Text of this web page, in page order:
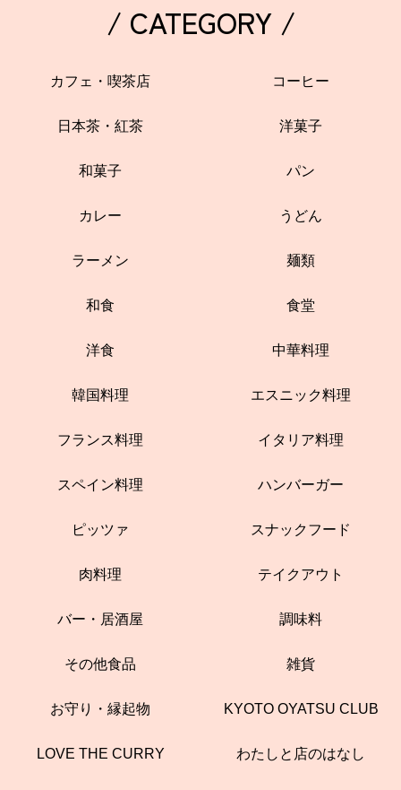
/ CATEGORY /
カフェ・喫茶店 コーヒー
日本茶・紅茶 洋菓子
和菓子 パン
カレー うどん
ラーメン 麺類
和食 食堂
洋食 中華料理
韓国料理 エスニック料理
フランス料理 イタリア料理
スペイン料理 ハンバーガー
ピッツァ スナックフード
肉料理 テイクアウト
バー・居酒屋 調味料
その他食品 雑貨
お守り・縁起物 KYOTO OYATSU CLUB
LOVE THE CURRY わたしと店のはなし